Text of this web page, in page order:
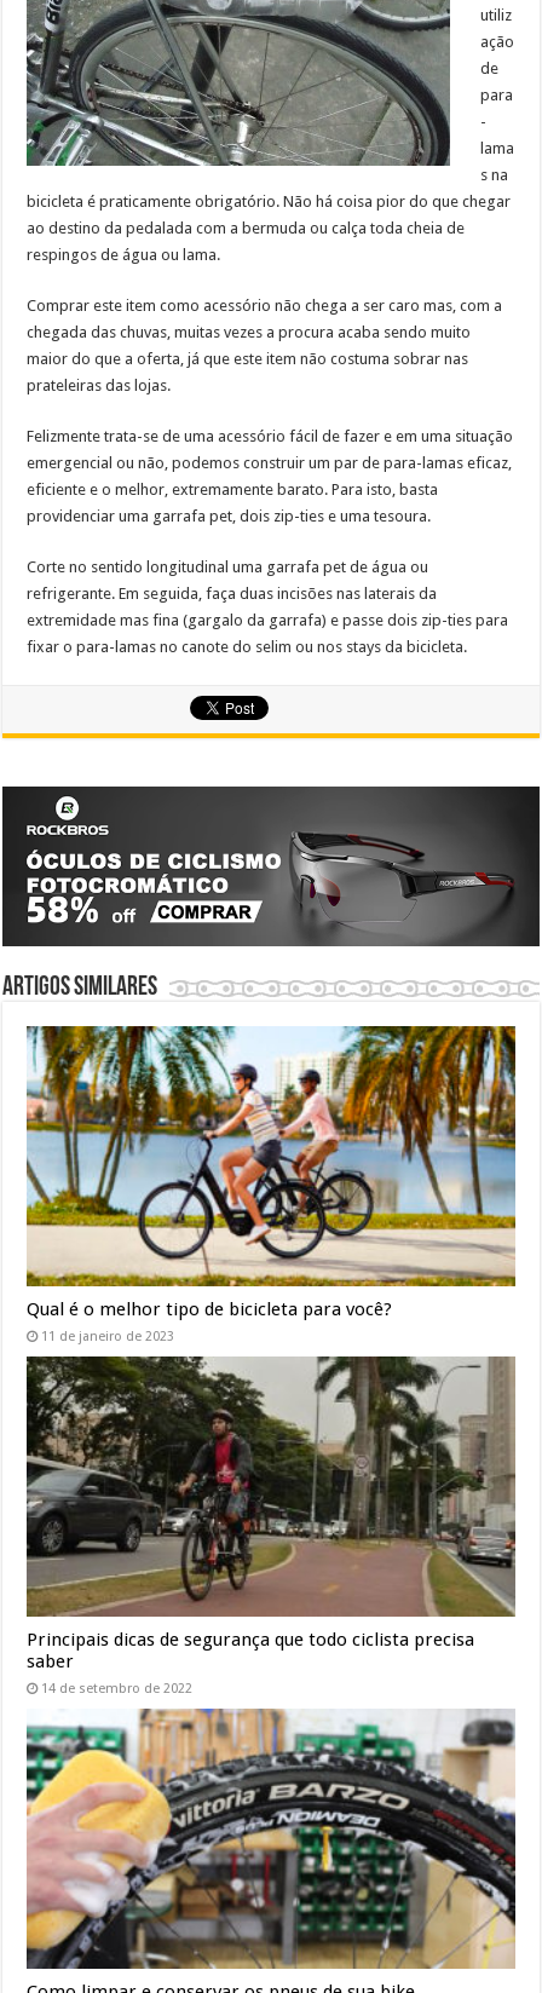
utiliz
ação
de
para
-
lama
s na
bicicleta é praticamente obrigatório. Não há coisa pior do que chegar
ao destino da pedalada com a bermuda ou calça toda cheia de
respingos de água ou lama.
Comprar este item como acessório não chega a ser caro mas, com a
chegada das chuvas, muitas vezes a procura acaba sendo muito
maior do que a oferta, já que este item não costuma sobrar nas
prateleiras das lojas.
Felizmente trata-se de uma acessório fácil de fazer e em uma situação
emergencial ou não, podemos construir um par de para-lamas eficaz,
eficiente e o melhor, extremamente barato. Para isto, basta
providenciar uma garrafa pet, dois zip-ties e uma tesoura.
Corte no sentido longitudinal uma garrafa pet de água ou
refrigerante. Em seguida, faça duas incisões nas laterais da
extremidade mas fina (gargalo da garrafa) e passe dois zip-ties para
fixar o para-lamas no canote do selim ou nos stays da bicicleta.
Artigos similares
Qual é o melhor tipo de bicicleta para você?
11 de janeiro de 2023
Principais dicas de segurança que todo ciclista precisa
saber
14 de setembro de 2022